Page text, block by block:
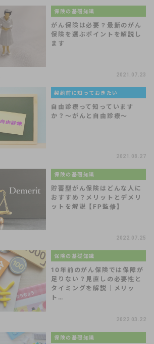
保険の基礎知識
がん保険は必要？最新のがん
保険を選ぶポイントを解説し
ます
2021.07.23
契約前に知っておきたい
自由診療って知っています
か？～がんと自由診療～
2021.08.27
保険の基礎知識
貯蓄型がん保険はどんな人に
おすすめ？メリットとデメリ
ットを解説【FP監修】
2022.07.25
保険の基礎知識
10年前のがん保険では保障が
足りない？見直しの必要性と
タイミングを解説｜メリッ
ト…
2022.03.22
保険の基礎知識